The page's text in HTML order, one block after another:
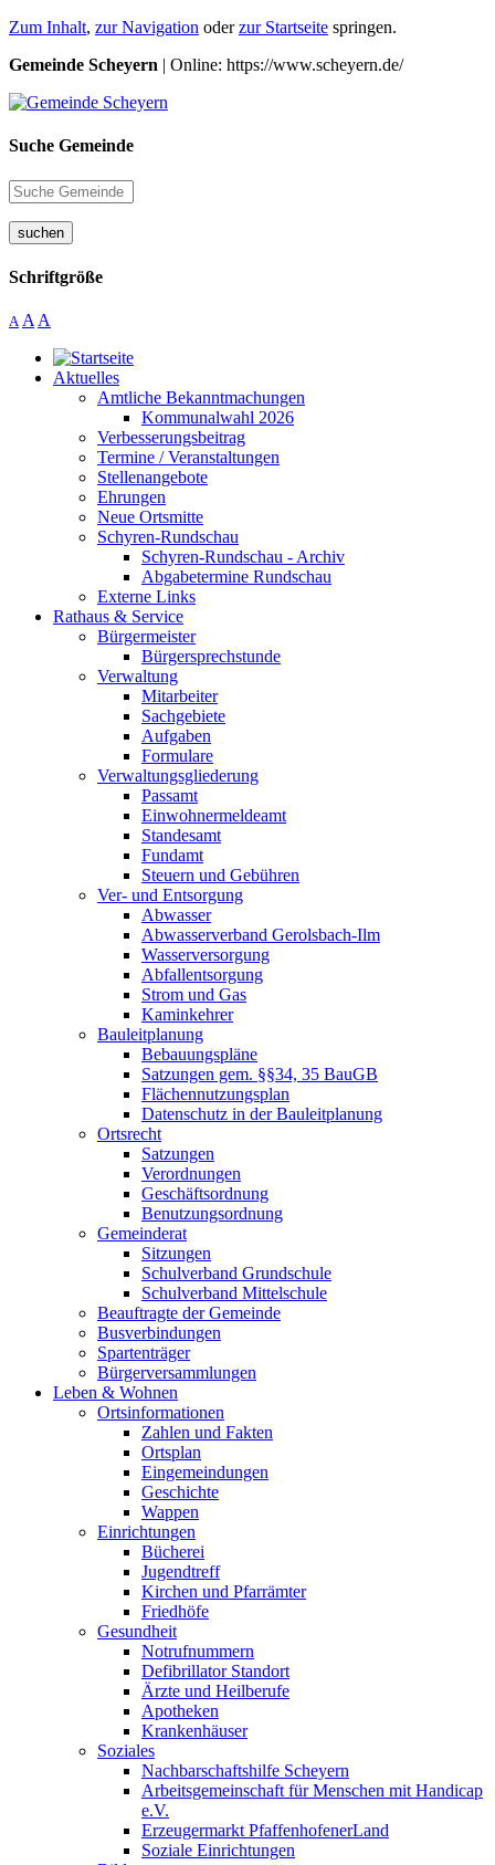
Zum Inhalt, zur Navigation oderzur Startseite springen.
Gemeinde Scheyern | Online: https://www.scheyern.de/
Suche Gemeinde
suchen
Schriftgröße
A A A
Aktuelles
Amtliche Bekanntmachungen
Kommunalwahl 2026
Verbesserungsbeitrag
Termine / Veranstaltungen
Stellenangebote
Ehrungen
Neue Ortsmitte
Schyren-Rundschau
Schyren-Rundschau - Archiv
Abgabetermine Rundschau
Externe Links
Rathaus & Service
Bürgermeister
Bürgersprechstunde
Verwaltung
Mitarbeiter
Sachgebiete
Aufgaben
Formulare
Verwaltungsgliederung
Passamt
Einwohnermeldeamt
Standesamt
Fundamt
Steuern und Gebühren
Ver- und Entsorgung
Abwasser
Abwasserverband Gerolsbach-Ilm
Wasserversorgung
Abfallentsorgung
Strom und Gas
Kaminkehrer
Bauleitplanung
Bebauungspläne
Satzungen gem. §§34, 35 BauGB
Flächennutzungsplan
Datenschutz in der Bauleitplanung
Ortsrecht
Satzungen
Verordnungen
Geschäftsordnung
Benutzungsordnung
Gemeinderat
Sitzungen
Schulverband Grundschule
Schulverband Mittelschule
Beauftragte der Gemeinde
Busverbindungen
Spartenträger
Bürgerversammlungen
Leben & Wohnen
Ortsinformationen
Zahlen und Fakten
Ortsplan
Eingemeindungen
Geschichte
Wappen
Einrichtungen
Bücherei
Jugendtreff
Kirchen und Pfarrämter
Friedhöfe
Gesundheit
Notrufnummern
Defibrillator Standort
Ärzte und Heilberufe
Apotheken
Krankenhäuser
Soziales
Nachbarschaftshilfe Scheyern
Arbeitsgemeinschaft für Menschen mit Handicap
e.V.
Erzeugermarkt PfaffenhofenerLand
Soziale Einrichtungen